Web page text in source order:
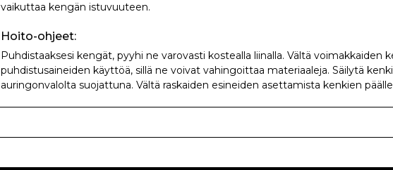
vaikuttaa kengän istuvuuteen.
Hoito-ohjeet:
Puhdistaaksesi kengät, pyyhi ne varovasti kostealla liinalla. Vältä voimakkaiden
puhdistusaineiden käyttöä, sillä ne voivat vahingoittaa materiaaleja. Säilytä
auringonvalolta suojattuna. Vältä raskaiden esineiden asettamista kenkien